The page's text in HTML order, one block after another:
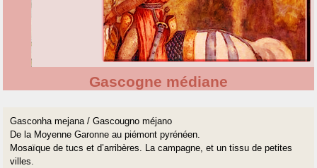
Gascogne médiane
Gasconha mejana / Gascougno méjano
De la Moyenne Garonne au piémont pyrénéen.
Mosaïque de tucs et d’arribères. La campagne, et un tissu de petites
villes.